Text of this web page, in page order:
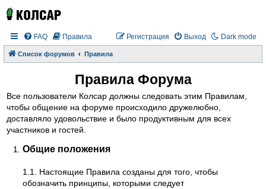
Dark mode
FAQ Правила Выход
Регистрация
Список форумов Правила
Правила Форума
Все пользователи Колсар должны следовать этим Правилам,
чтобы общение на форуме происходило дружелюбно,
доставляло удовольствие и было продуктивным для всех
участников и гостей.
Общие положения
1.1. Настоящие Правила созданы для того, чтобы
обозначить принципы, которыми следует